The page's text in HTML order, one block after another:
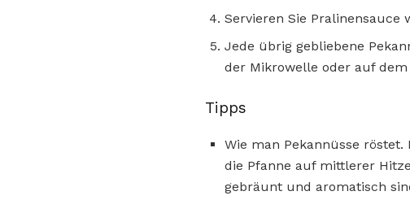
Servieren Sie Pralinensauce
Jede übrig gebliebene
der Mikrowelle oder auf
Tipps
Wie man Pekannüsse
die Pfanne auf mittlerer
gebräunt und aromatisch